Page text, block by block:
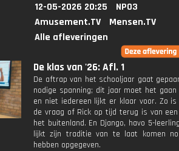
12-05-2026 20:25
NPO3
Amusement.TV
Mensen.TV
Alle afleveringen
De klas van '26: Afl. 1
De aftrap van het schooljaar gaat
nodige spanning; dit jaar moet het gaan
en niet iedereen lijkt er klaar voor. Zo
de vraag of Rick op tijd terug is van
het buitenland. En Django, havo 5-
lijkt zijn traditie van te laat komen
hebben opgegeven.